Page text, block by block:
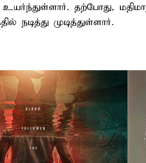
தற்போது,
நடித்து முடித்துள்ளார்.